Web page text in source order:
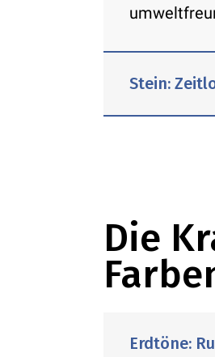
Stein:
der
besonders
Die
Erdtöne: